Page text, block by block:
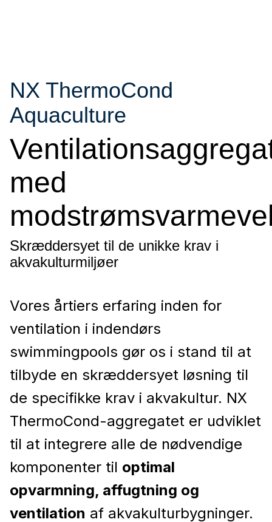
med
NX ThermoCond
Aquaculture
Skræddersyet til de unikke krav i
akvakulturmiljøer
Vores årtiers erfaring inden for
ventilation i indendørs
swimmingpools gør os i stand til at
tilbyde en skræddersyet løsning til
de specifikke krav i akvakultur. NX
ThermoCond-aggregatet er udviklet
til at integrere alle de nødvendige
komponenter til optimal
opvarmning, affugtning og
ventilation af akvakulturbygninger.